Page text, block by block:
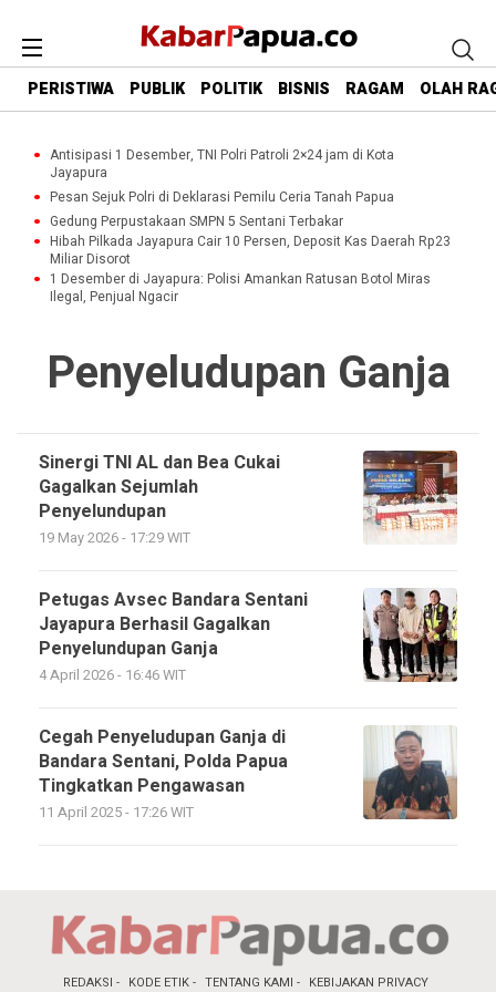
PERISTIWA PUBLIK POLITIK BISNIS RAGAM OLAH
Antisipasi 1 Desember, TNI Polri Patroli 2×24 jam di Kota
Jayapura
Pesan Sejuk Polri di Deklarasi Pemilu Ceria Tanah Papua
Gedung Perpustakaan SMPN 5 Sentani Terbakar
Hibah Pilkada Jayapura Cair 10 Persen, Deposit Kas Daerah Rp23
Miliar Disorot
1 Desember di Jayapura: Polisi Amankan Ratusan Botol Miras
Ilegal, Penjual Ngacir
Penyeludupan Ganja
Sinergi TNI AL dan Bea Cukai
Gagalkan Sejumlah
Penyelundupan
19 May 2026 - 17:29 WIT
Petugas Avsec Bandara Sentani
Jayapura Berhasil Gagalkan
Penyelundupan Ganja
4 April 2026 - 16:46 WIT
Cegah Penyeludupan Ganja di
Bandara Sentani, Polda Papua
Tingkatkan Pengawasan
11 April 2025 - 17:26 WIT
REDAKSI KODE ETIK TENTANG KAMI KEBIJAKAN PRIVACY